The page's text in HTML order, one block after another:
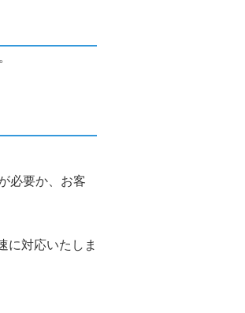
必要か、お客
に対応いたしま